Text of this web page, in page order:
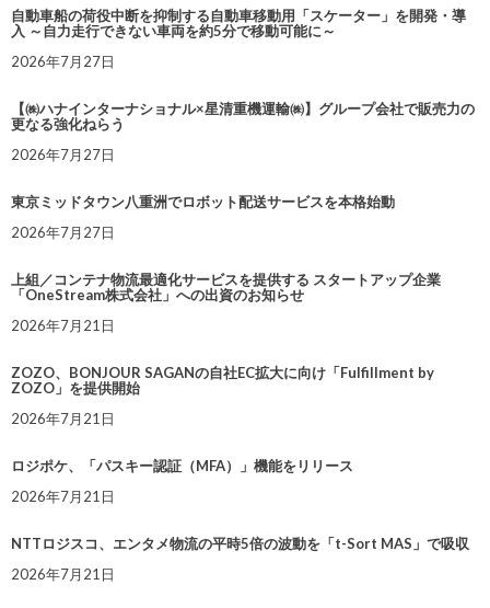
自動車船の荷役中断を抑制する自動車移動用「スケーター」を開発・導
入 ～自力走行できない車両を約5分で移動可能に～
2026年7月27日
【㈱ハナインターナショナル×星清重機運輸㈱】グループ会社で販売力の
更なる強化ねらう
2026年7月27日
東京ミッドタウン八重洲でロボット配送サービスを本格始動
2026年7月27日
上組／コンテナ物流最適化サービスを提供する スタートアップ企業
「OneStream株式会社」への出資のお知らせ
2026年7月21日
ZOZO、BONJOUR SAGANの自社EC拡大に向け「Fulfillment by
ZOZO」を提供開始
2026年7月21日
ロジポケ、「パスキー認証（MFA）」機能をリリース
2026年7月21日
NTTロジスコ、エンタメ物流の平時5倍の波動を「t-Sort MAS」で吸収
2026年7月21日